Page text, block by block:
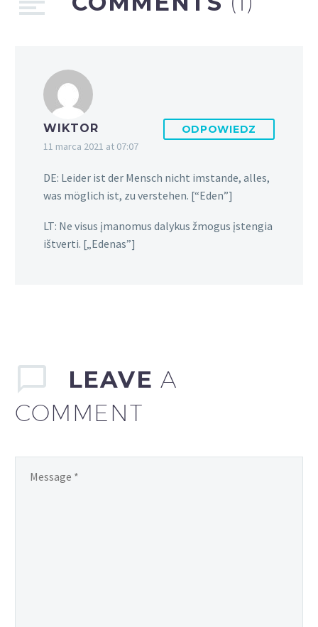
WIKTOR
11 marca 2021 at 07:07
ODPOWIEDZ
DE: Leider ist der Mensch nicht imstande, alles,
was möglich ist, zu verstehen. [“Eden”]
LT: Ne visus įmanomus dalykus žmogus įstengia
ištverti. [„Edenas”]
LEAVEA
COMMENT